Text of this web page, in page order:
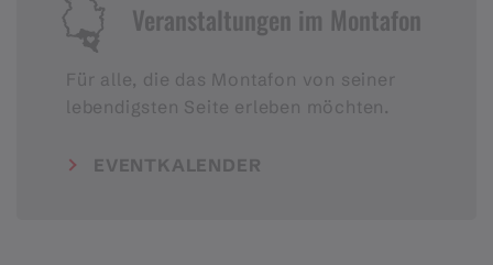
Veranstaltungen im Montafon
Für alle, die das Montafon von seiner
lebendigsten Seite erleben möchten.
EVENTKALENDER